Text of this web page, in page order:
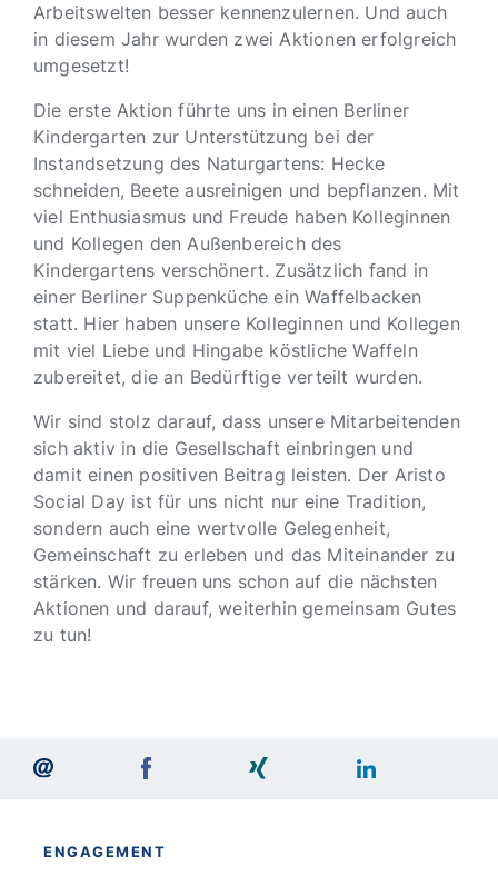
Arbeitswelten besser kennenzulernen. Und auch
in diesem Jahr wurden zwei Aktionen erfolgreich
umgesetzt!
Die erste Aktion führte uns in einen Berliner
Kindergarten zur Unterstützung bei der
Instandsetzung des Naturgartens: Hecke
schneiden, Beete ausreinigen und bepflanzen. Mit
viel Enthusiasmus und Freude haben Kolleginnen
und Kollegen den Außenbereich des
Kindergartens verschönert. Zusätzlich fand in
einer Berliner Suppenküche ein Waffelbacken
statt. Hier haben unsere Kolleginnen und Kollegen
mit viel Liebe und Hingabe köstliche Waffeln
zubereitet, die an Bedürftige verteilt wurden.
Wir sind stolz darauf, dass unsere Mitarbeitenden
sich aktiv in die Gesellschaft einbringen und
damit einen positiven Beitrag leisten. Der Aristo
Social Day ist für uns nicht nur eine Tradition,
sondern auch eine wertvolle Gelegenheit,
Gemeinschaft zu erleben und das Miteinander zu
stärken. Wir freuen uns schon auf die nächsten
Aktionen und darauf, weiterhin gemeinsam Gutes
zu tun!
ENGAGEMENT